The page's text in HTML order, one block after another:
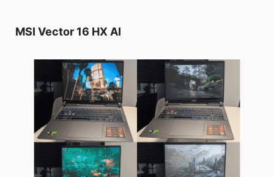
MSI Vector 16 HX AI